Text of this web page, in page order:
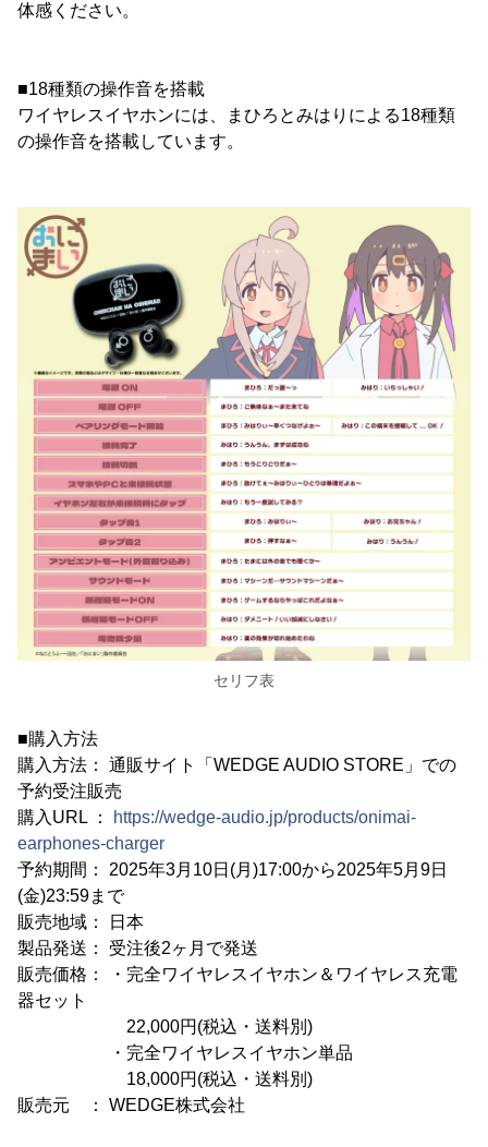
体感ください。
■18種類の操作音を搭載
ワイヤレスイヤホンには、まひろとみはりによる18種類
の操作音を搭載しています。
セリフ表
■購入方法
購入方法： 通販サイト「WEDGE AUDIO STORE」での
予約受注販売
購入URL ：
https://wedge-audio.jp/products/onimai-
earphones-charger
予約期間： 2025年3月10日(月)17:00から2025年5月9日
(金)23:59まで
販売地域： 日本
製品発送： 受注後2ヶ月で発送
販売価格： ・完全ワイヤレスイヤホン＆ワイヤレス充電
器セット
22,000円(税込・送料別)
・完全ワイヤレスイヤホン単品
18,000円(税込・送料別)
販売元 ： WEDGE株式会社